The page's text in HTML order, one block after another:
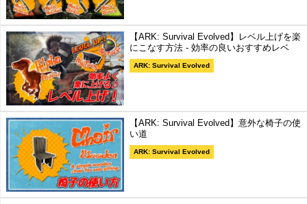
【ARK: Survival Evolved】レベル上げを楽
にこなす方法 - 効率の良いおすすめレベ
ARK: Survival Evolved
【ARK: Survival Evolved】意外な椅子の使
い道
ARK: Survival Evolved